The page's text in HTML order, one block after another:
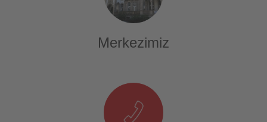
Merkezimiz